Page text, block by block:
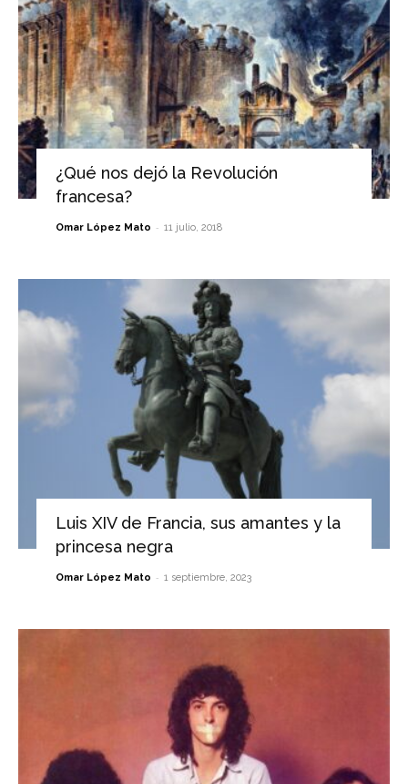
¿Qué nos dejó la Revolución
francesa?
Omar López Mato - 11 julio, 2018
Luis XIV de Francia, sus amantes y la
princesa negra
Omar López Mato - 1 septiembre, 2023